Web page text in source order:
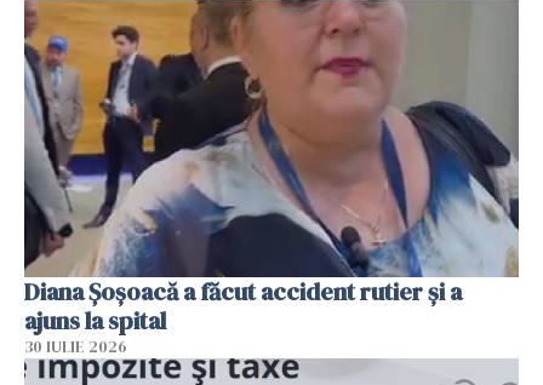
Diana Șoșoacă a făcut accident rutier și a
ajuns la spital
30 IULIE 2026